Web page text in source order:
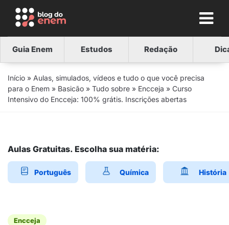
Guia Enem Estudos Redação
Início » Aulas, simulados, vídeos e tudo o que você precisa
para o Enem » Basicão » Tudo sobre » Encceja » Curso
Intensivo do Encceja: 100% grátis. Inscrições abertas
Aulas Gratuitas. Escolha sua matéria:
Português Química História
Encceja